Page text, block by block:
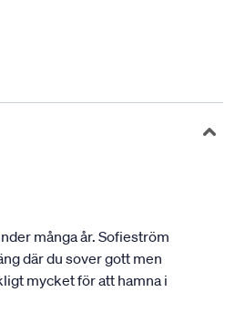
många år. Sofieström
där du sover gott men
mycket för att hamna i